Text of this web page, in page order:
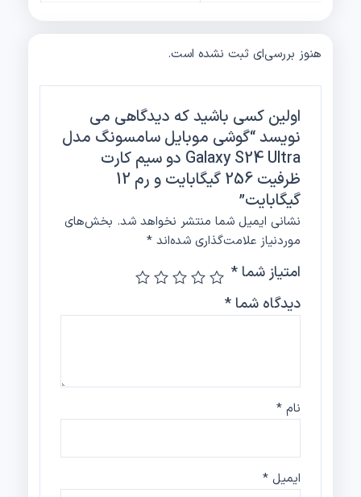
هنوز بررسی‌ای ثبت نشده است.
اولین کسی باشید که دیدگاهی می
نویسد “گوشی موبایل سامسونگ مدل
Galaxy S24 Ultra دو سیم کارت
ظرفیت 256 گیگابایت و رم 12
گیگابایت”
نشانی ایمیل شما منتشر نخواهد شد. بخش‌های
موردنیاز علامت‌گذاری شده‌اند*
امتیاز شما*
دیدگاه شما*
نام*
ایمیل*